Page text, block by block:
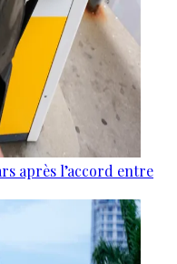
après l’accord entre